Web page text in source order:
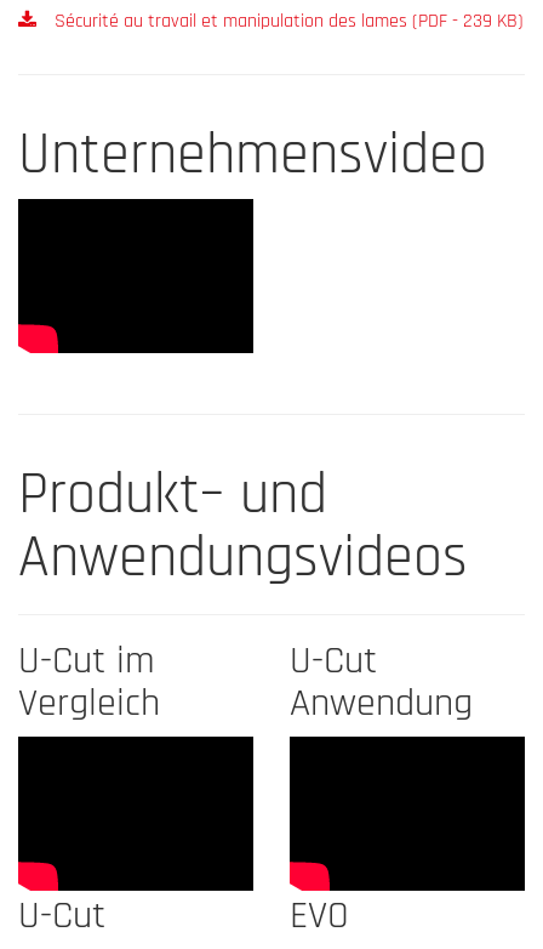
Sécurité au travail et manipulation des lames (PDF - 239 KB)
Unternehmensvideo
Produkt– und
Anwendungsvideos
U-Cut im
Vergleich
U-Cut
Anwendung
U-Cut EVO